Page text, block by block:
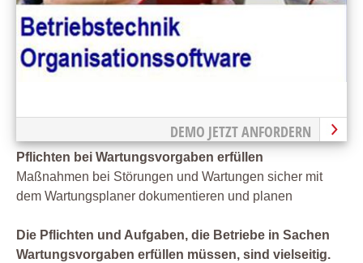
DEMO JETZT ANFORDERN
Pflichten bei Wartungsvorgaben erfüllen
Maßnahmen bei Störungen und Wartungen sicher mit
dem Wartungsplaner dokumentieren und planen
Die Pflichten und Aufgaben, die Betriebe in Sachen
Wartungsvorgaben erfüllen müssen, sind vielseitig.